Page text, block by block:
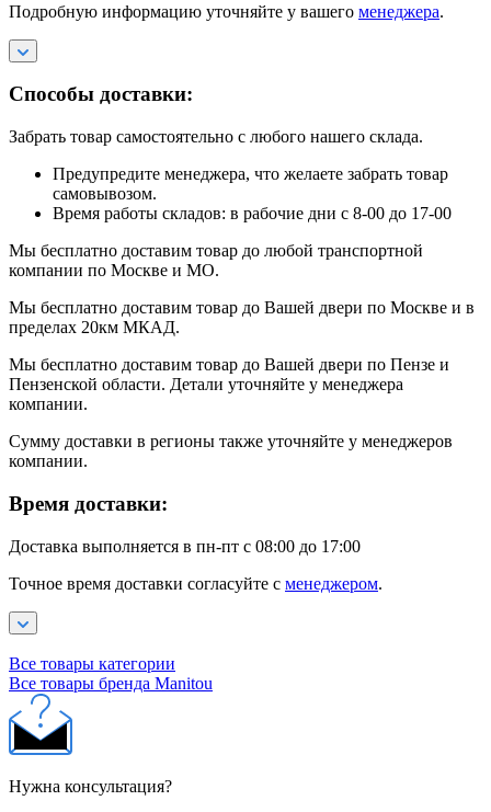
Подробную информацию уточняйте у вашего менеджера.
Способы доставки:
Забрать товар самостоятельно с любого нашего склада.
Предупредите менеджера, что желаете забрать товар
самовывозом.
Время работы складов: в рабочие дни с 8-00 до 17-00
Мы бесплатно доставим товар до любой транспортной
компании по Москве и МО.
Мы бесплатно доставим товар до Вашей двери по Москве и в
пределах 20км МКАД.
Мы бесплатно доставим товар до Вашей двери по Пензе и
Пензенской области. Детали уточняйте у менеджера
компании.
Сумму доставки в регионы также уточняйте у менеджеров
компании.
Время доставки:
Доставка выполняется в пн-пт с 08:00 до 17:00
Точное время доставки согласуйте с менеджером.
Все товары категории
Все товары бренда Manitou
Нужна консультация?